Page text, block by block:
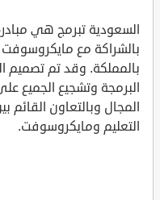
السعودية تبرمج هي
بالشراكة مع
بالمملكة. وقد تم تصميم
البرمجة وتشجيع الجميع
المجال وبالتعاون
التعليم ومايكروسوفت.